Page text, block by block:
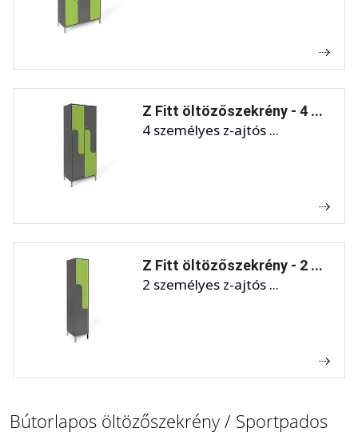
Z Fitt öltözőszekrény - 4 ...
4 személyes z-ajtós ...
Z Fitt öltözőszekrény - 2 ...
2 személyes z-ajtós ...
Bútorlapos öltözőszekrény / Sportpados